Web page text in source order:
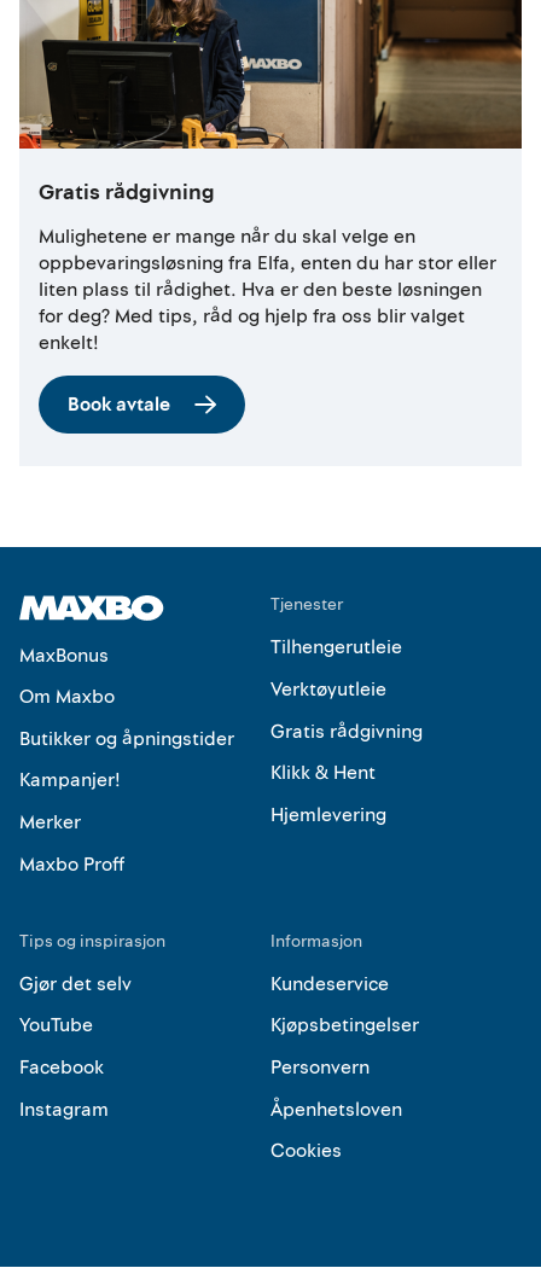
Gratis rådgivning
Mulighetene er mange når du skal velge en
oppbevaringsløsning fra Elfa, enten du har stor eller
liten plass til rådighet. Hva er den beste løsningen
for deg? Med tips, råd og hjelp fra oss blir valget
enkelt!
Book avtale
MaxBonus
Om Maxbo
Butikker og åpningstider
Kampanjer!
Merker
Maxbo Proff
Tjenester
Tilhengerutleie
Verktøyutleie
Gratis rådgivning
Klikk & Hent
Hjemlevering
Tips og inspirasjon
Gjør det selv
YouTube
Facebook
Instagram
Informasjon
Kundeservice
Kjøpsbetingelser
Personvern
Åpenhetsloven
Cookies